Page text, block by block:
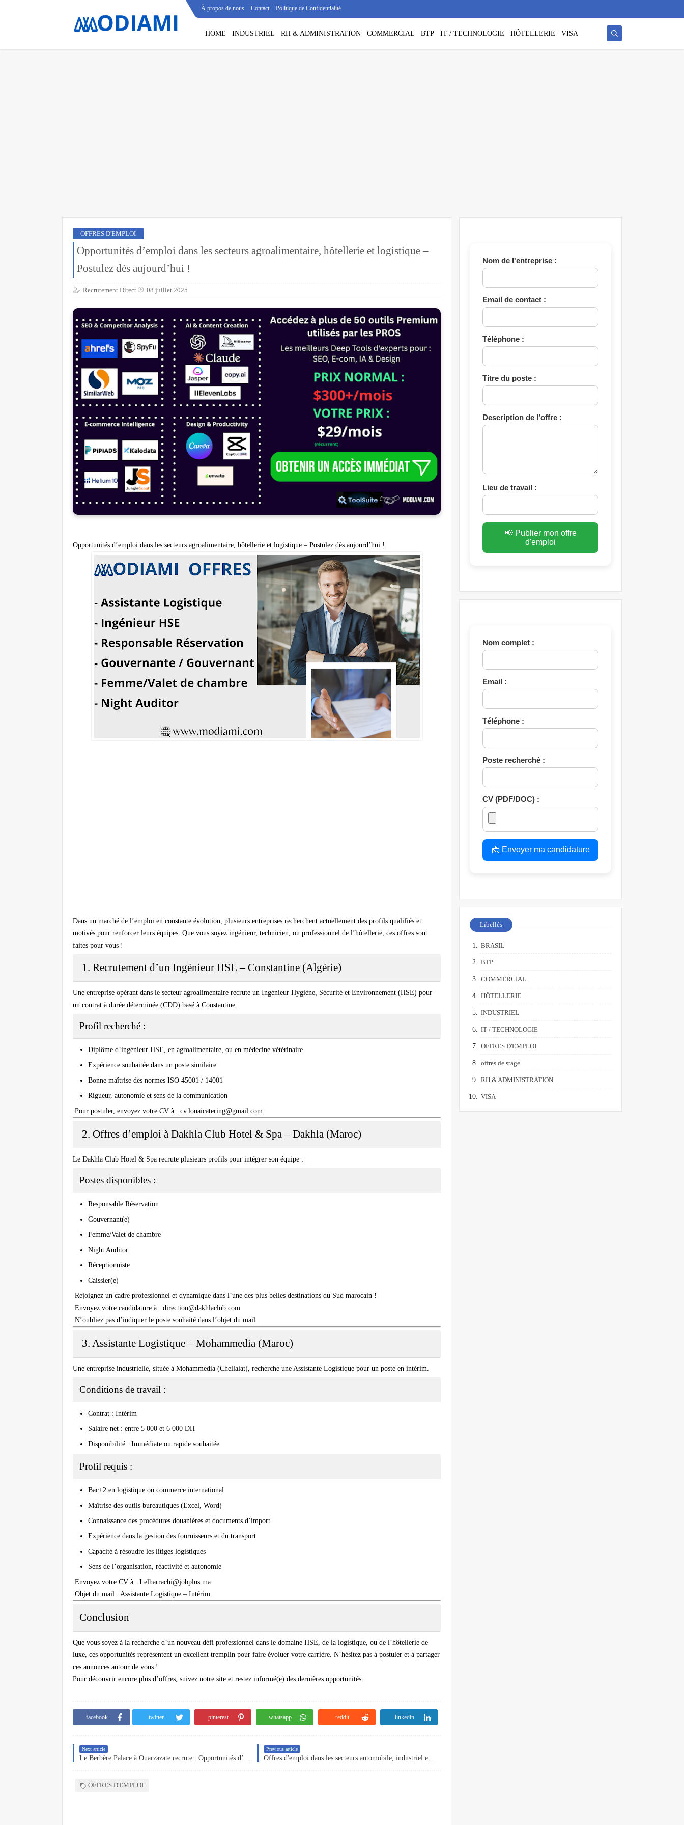
À propos de nous Contact Politique de Confidentialité
HOME INDUSTRIEL RH & ADMINISTRATION COMMERCIAL BTP IT / TECHNOLOGIE HÔTELLERIE VISA
OFFRES D'EMPLOI
Opportunités d’emploi dans les secteurs agroalimentaire, hôtellerie et logistique –
Postulez dès aujourd’hui !
Recrutement Direct 08 juillet 2025
Opportunités d’emploi dans les secteurs agroalimentaire, hôtellerie et logistique – Postulez dès aujourd’hui !
Dans un marché de l’emploi en constante évolution, plusieurs entreprises recherchent actuellement des profils qualifiés et
motivés pour renforcer leurs équipes. Que vous soyez ingénieur, technicien, ou professionnel de l’hôtellerie, ces offres sont
faites pour vous !
1. Recrutement d’un Ingénieur HSE – Constantine (Algérie)
Une entreprise opérant dans le secteur agroalimentaire recrute un Ingénieur Hygiène, Sécurité et Environnement (HSE) pour
un contrat à durée déterminée (CDD) basé à Constantine.
Profil recherché :
Diplôme d’ingénieur HSE, en agroalimentaire, ou en médecine vétérinaire
Expérience souhaitée dans un poste similaire
Bonne maîtrise des normes ISO 45001 / 14001
Rigueur, autonomie et sens de la communication
Pour postuler, envoyez votre CV à : cv.louaicatering@gmail.com
2. Offres d’emploi à Dakhla Club Hotel & Spa – Dakhla (Maroc)
Le Dakhla Club Hotel & Spa recrute plusieurs profils pour intégrer son équipe :
Postes disponibles :
Responsable Réservation
Gouvernant(e)
Femme/Valet de chambre
Night Auditor
Réceptionniste
Caissier(e)
Rejoignez un cadre professionnel et dynamique dans l’une des plus belles destinations du Sud marocain !
Envoyez votre candidature à : direction@dakhlaclub.com
N’oubliez pas d’indiquer le poste souhaité dans l’objet du mail.
3. Assistante Logistique – Mohammedia (Maroc)
Une entreprise industrielle, située à Mohammedia (Chellalat), recherche une Assistante Logistique pour un poste en intérim.
Conditions de travail :
Contrat : Intérim
Salaire net : entre 5 000 et 6 000 DH
Disponibilité : Immédiate ou rapide souhaitée
Profil requis :
Bac+2 en logistique ou commerce international
Maîtrise des outils bureautiques (Excel, Word)
Connaissance des procédures douanières et documents d’import
Expérience dans la gestion des fournisseurs et du transport
Capacité à résoudre les litiges logistiques
Sens de l’organisation, réactivité et autonomie
Envoyez votre CV à : I.elharrachi@jobplus.ma
Objet du mail : Assistante Logistique – Intérim
Conclusion
Que vous soyez à la recherche d’un nouveau défi professionnel dans le domaine HSE, de la logistique, ou de l’hôtellerie de
luxe, ces opportunités représentent un excellent tremplin pour faire évoluer votre carrière. N’hésitez pas à postuler et à partager
ces annonces autour de vous !
Pour découvrir encore plus d’offres, suivez notre site et restez informé(e) des dernières opportunités.
facebook twitter pinterest whatsapp reddit linkedin
Next article
Le Berbère Palace à Ouarzazate recrute : Opportunités d’emploi dans l’hôtellerie de luxe
Previous article
Offres d'emploi dans les secteurs automobile, industriel et agroalimentaire – Recrutement Juillet 2025
OFFRES D'EMPLOI
Nom de l'entreprise :
Email de contact :
Téléphone :
Titre du poste :
Description de l’offre :
Lieu de travail :
📢 Publier mon offre
d'emploi
Nom complet :
Email :
Téléphone :
Poste recherché :
CV (PDF/DOC) :
📩 Envoyer ma candidature
Libellés
BRASIL
BTP
COMMERCIAL
HÔTELLERIE
INDUSTRIEL
IT / TECHNOLOGIE
OFFRES D'EMPLOI
offres de stage
RH & ADMINISTRATION
VISA